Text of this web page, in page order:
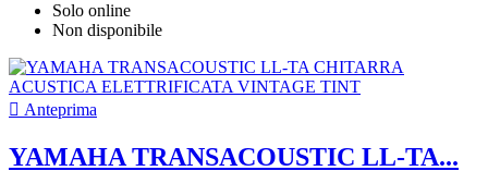
Solo online
Non disponibile
 Anteprima
YAMAHA TRANSACOUSTIC LL-TA...